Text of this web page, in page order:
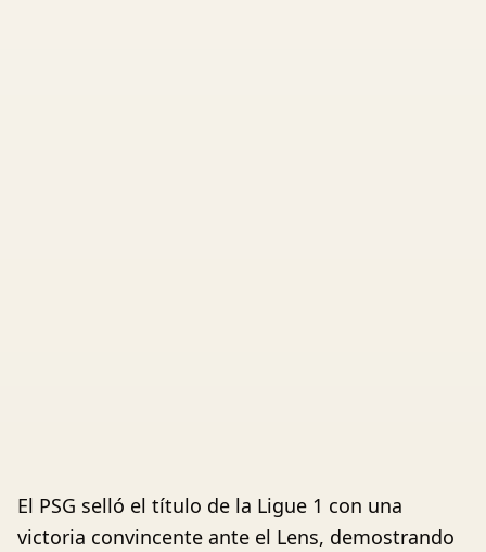
El PSG selló el título de la Ligue 1 con una
victoria convincente ante el Lens, demostrando